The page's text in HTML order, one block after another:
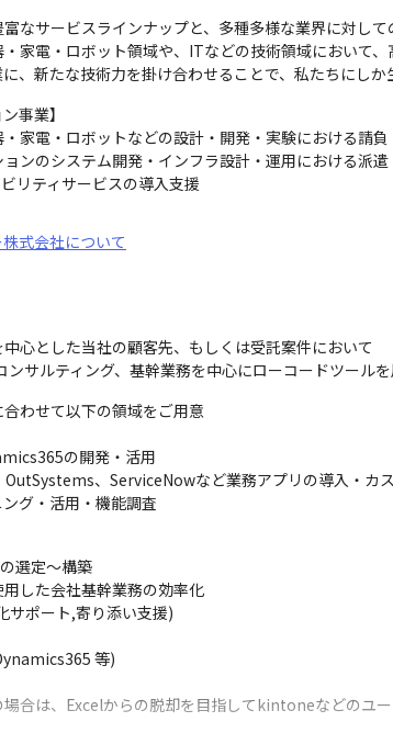
なサービスラインナップと、多種多様な業界に対して
家電・ロボット領域や、ITなどの技術領域において
、新たな技術力を掛け合わせることで、私たちにしか
事業】
家電・ロボットなどの設計・開発・実験における請負
ンのシステム開発・インフラ設計・運用における派
リティサービスの導入支援
式会社について
心とした当社の顧客先、もしくは受託案件において
サルティング、基幹業務を中心にローコードツールを
わせて以下の領域をご用意
の開発・活用
、ServiceNowなど業務アプリの導入・カ
グ・活用・機能調査
選定～構築
した会社基幹業務の効率化
サポート,寄り添い支援)
等)
場合は、Excelからの脱却を目指してkintoneなどのユ